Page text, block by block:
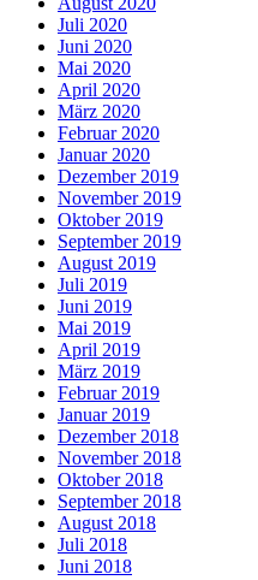
Juli 2020
Juni 2020
Mai 2020
April 2020
März 2020
Februar 2020
Januar 2020
Dezember 2019
November 2019
Oktober 2019
September 2019
August 2019
Juli 2019
Juni 2019
Mai 2019
April 2019
März 2019
Februar 2019
Januar 2019
Dezember 2018
November 2018
Oktober 2018
September 2018
August 2018
Juli 2018
Juni 2018